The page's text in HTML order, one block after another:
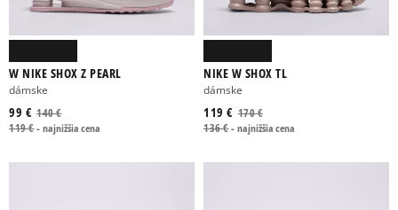
W NIKE SHOX Z PEARL
dámske
140 €
99 €
119 €-najnižšia cena
NIKE W SHOX TL
dámske
170 €
119 €
136 €-najnižšia cena